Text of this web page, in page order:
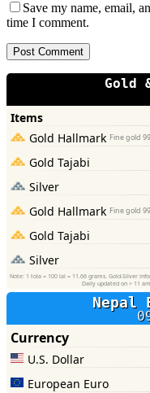
Save my name, email,
time I comment.